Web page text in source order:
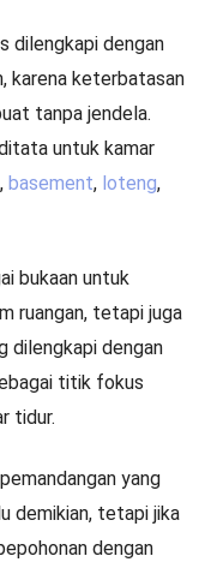
dilengkapi dengan
karena keterbatasan
tanpa jendela.
untuk kamar
, basement, loteng,
bukaan untuk
ruangan, tetapi juga
dilengkapi dengan
titik fokus
tidur.
yang
demikian, tetapi jika
dengan